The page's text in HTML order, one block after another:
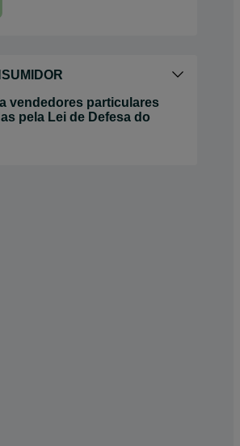
vendedores particulares
pela Lei de Defesa do